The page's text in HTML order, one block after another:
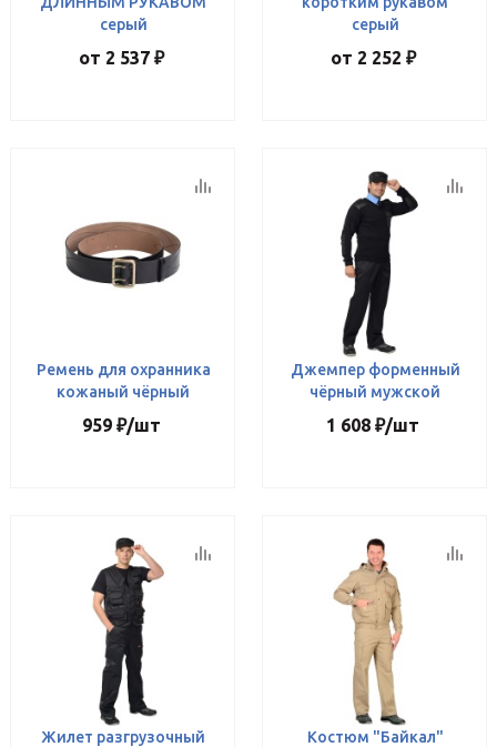
серый
от 2 537 ₽
серый
от 2 252 ₽
Ремень для охранника
кожаный чёрный
959₽/шт
Джемпер форменный
чёрный мужской
1 608 ₽/шт
Жилет разгрузочный
Костюм "Байкал"